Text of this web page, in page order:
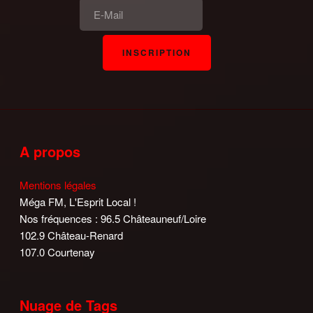
A propos
Mentions légales
Méga FM, L'Esprit Local !
Nos fréquences : 96.5 Châteauneuf/Loire
102.9 Château-Renard
107.0 Courtenay
Nuage de Tags